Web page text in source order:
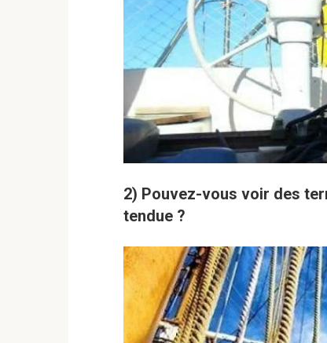
2) Pouvez-vous voir des
tendue ?